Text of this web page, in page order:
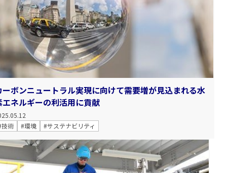
ーボンニュートラル実現に向けて需要増が見込まれる水
エネルギーの利活用に貢献
技術
#環境 #サステナビリティ